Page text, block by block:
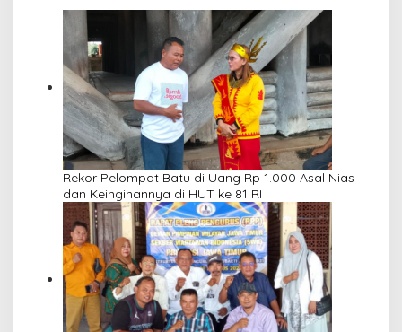
Rekor Pelompat Batu di Uang Rp 1.000 Asal Nias
dan Keinginannya di HUT ke 81 RI